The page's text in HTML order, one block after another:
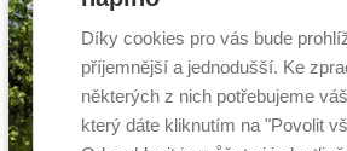
Užitná plocha:
Díky cookies pro vás bude
příjemnější a jednodušší. Ke
některých z nich potřebujeme
který dáte kliknutím na "Povolit